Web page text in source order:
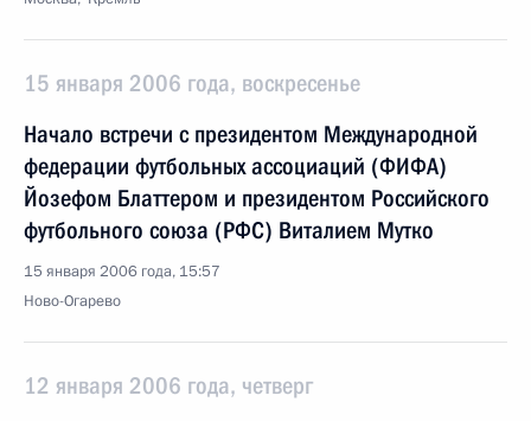
15 января 2006 года, воскресенье
Начало встречи с президентом Международной
федерации футбольных ассоциаций (ФИФА)
Йозефом Блаттером и президентом Российского
футбольного союза (РФС) Виталием Мутко
15 января 2006 года, 15:57
Ново-Огарево
12 января 2006 года, четверг